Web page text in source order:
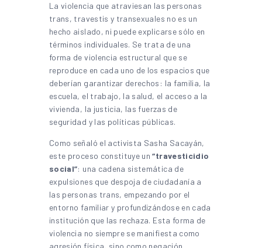
La violencia que atraviesan las personas
trans, travestis y transexuales no es un
hecho aislado, ni puede explicarse sólo en
términos individuales. Se trata de una
forma de violencia estructural que se
reproduce en cada uno de los espacios que
deberían garantizar derechos: la familia, la
escuela, el trabajo, la salud, el acceso a la
vivienda, la justicia, las fuerzas de
seguridad y las políticas públicas.
Como señaló el activista Sasha Sacayán,
este proceso constituye un“travesticidio
social”: una cadena sistemática de
expulsiones que despoja de ciudadanía a
las personas trans, empezando por el
entorno familiar y profundizándose en cada
institución que las rechaza. Esta forma de
violencia no siempre se manifiesta como